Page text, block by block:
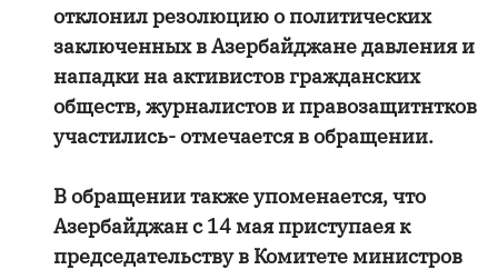
отклонил резолюцию о политических
заключенных в Азербайджане давления и
нападки на активистов гражданских
обществ, журналистов и правозащитнтков
участились- отмечается в обращении.
В обращении также упоменается, что
Азербайджан с 14 мая приступаея к
председательству в Комитете министров